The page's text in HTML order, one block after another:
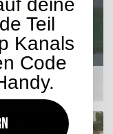
deine
Teil
Kanals
Code